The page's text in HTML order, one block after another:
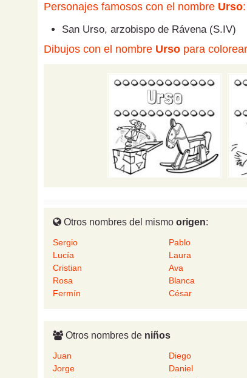
Personajes famosos con el nombre Urso:
San Urso, arzobispo de Rávena (S.IV)
Dibujos con el nombre Urso para
Otros nombres del mismo origen:
Sergio Pablo
Lucía
Laura
Cristian
Ava
Rosa
Blanca
Fermín
César
Otros nombres de niños
Juan Diego
Jorge
Daniel